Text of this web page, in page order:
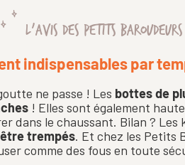
L'AVIS DES PETITS BAROUDEURS
indispensables par
ne passe ! Les bottes de
! Elles sont également
dans le chaussant. Bilan ? Les
être trempés. Et chez les Petits
comme des fous en toute